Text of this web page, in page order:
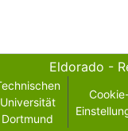
Eldorado -
Universität
Dortmund